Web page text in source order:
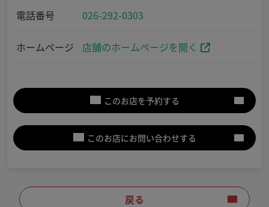
電話番号 026-292-0303
ホームページ 店舗のホームページを開く
このお店を予約する
このお店にお問い合わせする
戻る